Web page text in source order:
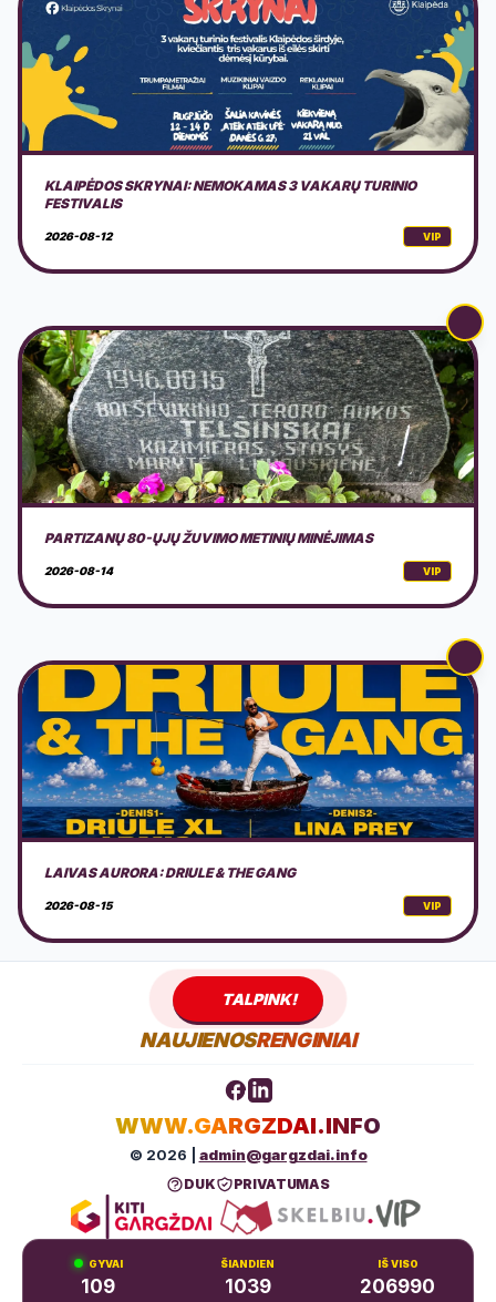
PARTIZANŲ 80-ŲJŲ ŽUVIMO METINIŲ MINĖJIMAS
TALPINK!
NAUJIENOSRENGINIAI
WWW.GARGZDAI.INFO
© 2026 |admin@gargzdai.info
DUK PRIVATUMAS
109 1039 206990